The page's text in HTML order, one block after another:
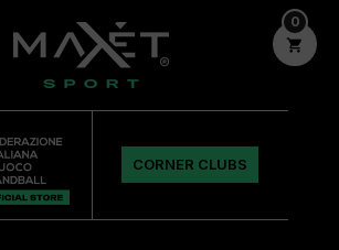
CORNER CLUBS

0